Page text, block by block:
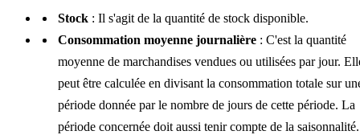
Stock : Il s'agit de la quantité de stock disponible.
Consommation moyenne journalière : C'est la quantité
moyenne de marchandises vendues ou utilisées par jour.
peut être calculée en divisant la consommation totale sur
période donnée par le nombre de jours de cette période. La
période concernée doit aussi tenir compte de la saisonnalité.